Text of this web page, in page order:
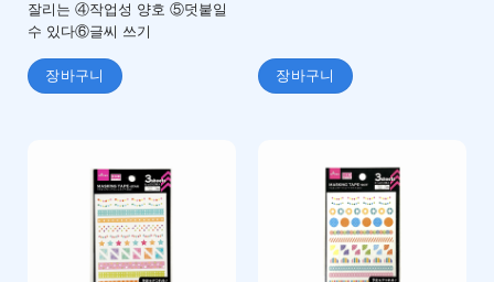
잘리는 ④작업성 양호 ⑤덧붙일
수 있다⑥글씨 쓰기
장바구니 장바구니